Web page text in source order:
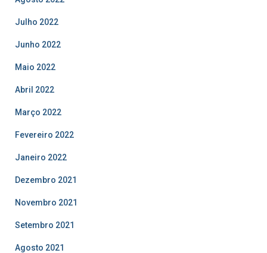
Julho 2022
Junho 2022
Maio 2022
Abril 2022
Março 2022
Fevereiro 2022
Janeiro 2022
Dezembro 2021
Novembro 2021
Setembro 2021
Agosto 2021